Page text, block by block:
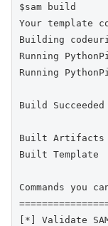
$sam build
Your template
Building
Running
Running
Build Succeeded
Built Artifacts
Built Template
Commands you
[*] Validate